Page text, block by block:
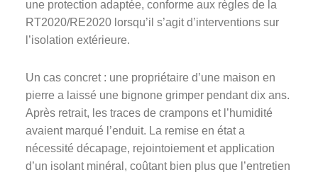
une protection adaptée, conforme aux règles de la
RT2020/RE2020 lorsqu’il s’agit d’interventions sur
l’isolation extérieure.
Un cas concret : une propriétaire d’une maison en
pierre a laissé une bignone grimper pendant dix ans.
Après retrait, les traces de crampons et l’humidité
avaient marqué l’enduit. La remise en état a
nécessité décapage, rejointoiement et application
d’un isolant minéral, coûtant bien plus que l’entretien